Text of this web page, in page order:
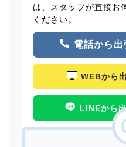
は、スタッフが直接お
ください。
電話から
WEBから
LINEから